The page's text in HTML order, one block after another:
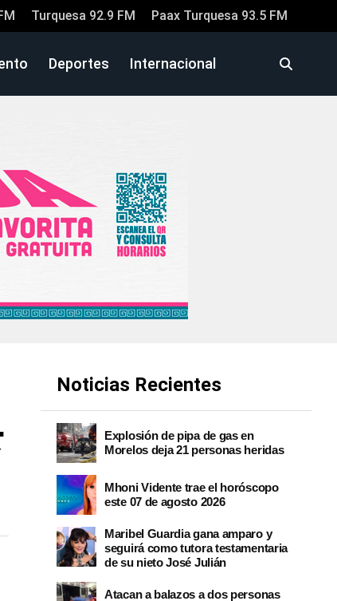
Turquesa 92.9 FM Paax Turquesa 93.5 FM
Deportes Internacional
Noticias Recientes
Explosión de pipa de gas en
Morelos deja 21 personas heridas
Mhoni Vidente trae el horóscopo
este 07 de agosto 2026
Maribel Guardia gana amparo y
seguirá como tutora testamentaria
de su nieto José Julián
Atacan a balazos a dos personas